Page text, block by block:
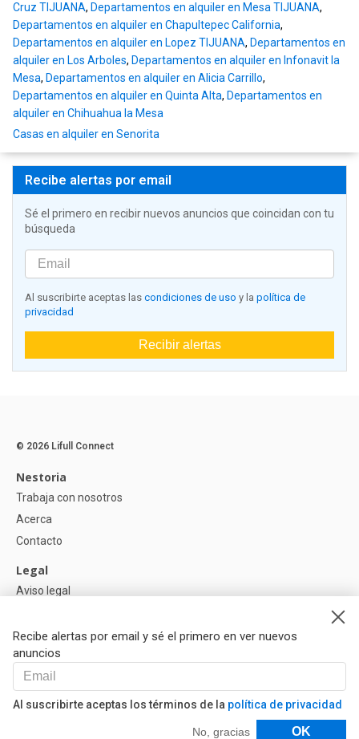
Cruz TIJUANA, Departamentos en alquiler en Mesa TIJUANA,
Departamentos en alquiler en Chapultepec California,
Departamentos en alquiler en Lopez TIJUANA, Departamentos en
alquiler en Los Arboles, Departamentos en alquiler en Infonavit la
Mesa, Departamentos en alquiler en Alicia Carrillo,
Departamentos en alquiler en Quinta Alta, Departamentos en
alquiler en Chihuahua la Mesa
Casas en alquiler en Senorita
Recibe alertas por email
Sé el primero en recibir nuevos anuncios que coincidan con tu
búsqueda
Al suscribirte aceptas las condiciones de uso y la política de
privacidad
Recibir alertas
Recibe alertas por email y sé el primero en ver nuevos
anuncios
Al suscribirte aceptas los términos de la política de privacidad
No, gracias OK
Filtros
© 2026 Lifull Connect
Nestoria
Trabaja con nosotros
Acerca
Contacto
Legal
Aviso legal
Política de Cookies
Ayuda
Preguntas
Nuestros Partners